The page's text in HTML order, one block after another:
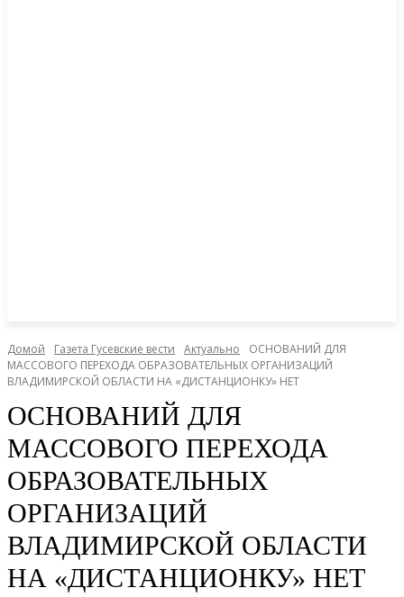
Домой Газета Гусевские вести Актуально
ОСНОВАНИЙ ДЛЯ
МАССОВОГО ПЕРЕХОДА ОБРАЗОВАТЕЛЬНЫХ ОРГАНИЗАЦИЙ
ВЛАДИМИРСКОЙ ОБЛАСТИ НА «ДИСТАНЦИОНКУ» НЕТ
ОСНОВАНИЙ ДЛЯ
МАССОВОГО ПЕРЕХОДА
ОБРАЗОВАТЕЛЬНЫХ
ОРГАНИЗАЦИЙ
ВЛАДИМИРСКОЙ ОБЛАСТИ
НА «ДИСТАНЦИОНКУ» НЕТ